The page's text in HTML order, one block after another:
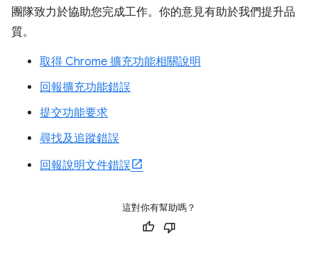
團隊致力於協助您完成工作。你的意見有助於我們提升品
質。
取得 Chrome 擴充功能相關說明
回報擴充功能錯誤
提交功能要求
尋找及追蹤錯誤
回報說明文件錯誤
這對你有幫助嗎？